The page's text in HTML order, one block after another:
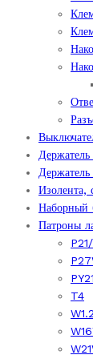
Держатель
Держатель
Изолента,
Наборный
Патроны
T4